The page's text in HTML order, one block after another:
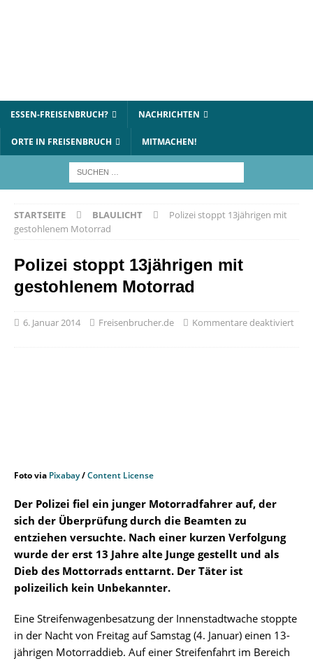
ESSEN-FREISENBRUCH? NACHRICHTEN
ORTE IN FREISENBRUCH MITMACHEN!
STARTSEITE BLAULICHT
Polizei stoppt 13jährigen mit
gestohlenem Motorrad
Polizei stoppt 13jährigen mit
gestohlenem Motorrad
6. Januar 2014 Freisenbrucher.de Kommentare deaktiviert
Foto via Pixabay/Content License
Der Polizei fiel ein junger Motorradfahrer auf, der
sich der Überprüfung durch die Beamten zu
entziehen versuchte. Nach einer kurzen Verfolgung
wurde der erst 13 Jahre alte Junge gestellt und als
Dieb des Mottorrads enttarnt. Der Täter ist
polizeilich kein Unbekannter.
Eine Streifenwagenbesatzung der Innenstadtwache stoppte
in der Nacht von Freitag auf Samstag (4. Januar) einen 13-
jährigen Motorraddieb. Auf einer Streifenfahrt im Bereich